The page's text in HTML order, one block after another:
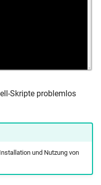
Skripte problemlos
und Nutzung von